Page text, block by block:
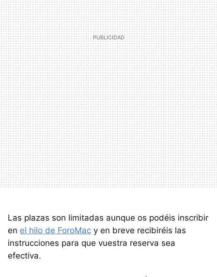
Las plazas son limitadas aunque os podéis inscribir
en el hilo de ForoMac y en breve recibiréis las
instrucciones para que vuestra reserva sea
efectiva.